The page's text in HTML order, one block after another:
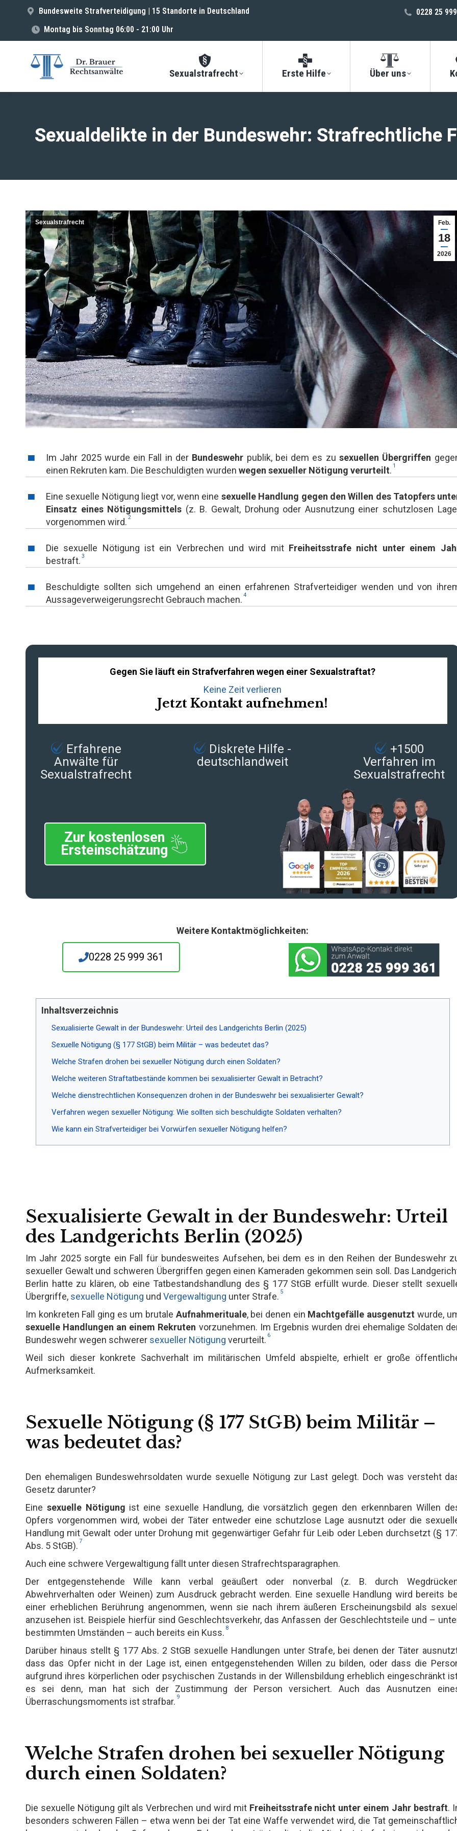
Bundesweite Strafverteidigung | 15 Standorte in Deutschland
Montag bis Sonntag 06:00 - 21:00 Uhr
0228 25
Sexualstrafrecht Erste Hilfe Über uns
Sexualdelikte in der Bundeswehr: Strafrechtliche
Feb.
18
2026
Sexualstrafrecht
Im Jahr 2025 wurde ein Fall in der Bundeswehr publik, bei dem es zu sexuellen Übergriffen
einen Rekruten kam. Die Beschuldigten wurden wegen sexueller Nötigung verurteilt. 1
Eine sexuelle Nötigung liegt vor, wenn eine sexuelle Handlung gegen den Willen des Tatopfers
Einsatz eines Nötigungsmittels (z. B. Gewalt, Drohung oder Ausnutzung einer schutzlosen
vorgenommen wird. 2
Die sexuelle Nötigung ist ein Verbrechen und wird mit Freiheitsstrafe nicht unter einem
bestraft. 3
Beschuldigte sollten sich umgehend an einen erfahrenen Strafverteidiger wenden und von
Aussageverweigerungsrecht Gebrauch machen. 4
Gegen Sie läuft ein Strafverfahren wegen einer Sexualstraftat?
Keine Zeit verlieren
Jetzt Kontakt aufnehmen!
Erfahrene
Anwälte für
Sexualstrafrecht
Diskrete Hilfe -
deutschlandweit
+1500
Verfahren im
Sexualstrafrecht
Zur kostenlosen
Ersteinschätzung
Weitere Kontaktmöglichkeiten:
0228 25 999 361
Inhaltsverzeichnis
Sexualisierte Gewalt in der Bundeswehr: Urteil des Landgerichts Berlin (2025)
Sexuelle Nötigung (§ 177 StGB) beim Militär – was bedeutet das?
Welche Strafen drohen bei sexueller Nötigung durch einen Soldaten?
Welche weiteren Straftatbestände kommen bei sexualisierter Gewalt in Betracht?
Welche dienstrechtlichen Konsequenzen drohen in der Bundeswehr bei sexualisierter Gewalt?
Verfahren wegen sexueller Nötigung: Wie sollten sich beschuldigte Soldaten verhalten?
Wie kann ein Strafverteidiger bei Vorwürfen sexueller Nötigung helfen?
Sexualisierte Gewalt in der Bundeswehr: Urteil
des Landgerichts Berlin (2025)
Im Jahr 2025 sorgte ein Fall für bundesweites Aufsehen, bei dem es in den Reihen der Bundeswehr
sexueller Gewalt und schweren Übergriffen gegen einen Kameraden gekommen sein soll. Das
Berlin hatte zu klären, ob eine Tatbestandshandlung des § 177 StGB erfüllt wurde. Dieser stellt
Übergriffe, sexuelle Nötigung und Vergewaltigung unter Strafe. 5
Im konkreten Fall ging es um brutale Aufnahmerituale, bei denen ein Machtgefälle ausgenutzt wurde,
sexuelle Handlungen an einem Rekruten vorzunehmen. Im Ergebnis wurden drei ehemalige Soldaten
Bundeswehr wegen schwerer sexueller Nötigung verurteilt. 6
Weil sich dieser konkrete Sachverhalt im militärischen Umfeld abspielte, erhielt er große
Aufmerksamkeit.
Sexuelle Nötigung (§ 177 StGB) beim Militär –
was bedeutet das?
Den ehemaligen Bundeswehrsoldaten wurde sexuelle Nötigung zur Last gelegt. Doch was versteht
Gesetz darunter?
Eine sexuelle Nötigung ist eine sexuelle Handlung, die vorsätzlich gegen den erkennbaren Willen
Opfers vorgenommen wird, wobei der Täter entweder eine schutzlose Lage ausnutzt oder die
Handlung mit Gewalt oder unter Drohung mit gegenwärtiger Gefahr für Leib oder Leben durchsetzt (§
Abs. 5 StGB). 7
Auch eine schwere Vergewaltigung fällt unter diesen Strafrechtsparagraphen.
Der entgegenstehende Wille kann verbal geäußert oder nonverbal (z. B. durch
Abwehrverhalten oder Weinen) zum Ausdruck gebracht werden. Eine sexuelle Handlung wird bereits
einer erheblichen Berührung angenommen, wenn sie nach ihrem äußeren Erscheinungsbild als sexuell
anzusehen ist. Beispiele hierfür sind Geschlechtsverkehr, das Anfassen der Geschlechtsteile und –
bestimmten Umständen – auch bereits ein Kuss. 8
Darüber hinaus stellt § 177 Abs. 2 StGB sexuelle Handlungen unter Strafe, bei denen der Täter
dass das Opfer nicht in der Lage ist, einen entgegenstehenden Willen zu bilden, oder dass die
aufgrund ihres körperlichen oder psychischen Zustands in der Willensbildung erheblich eingeschränkt
es sei denn, man hat sich der Zustimmung der Person versichert. Auch das Ausnutzen
Überraschungsmoments ist strafbar. 9
Welche Strafen drohen bei sexueller Nötigung
durch einen Soldaten?
Die sexuelle Nötigung gilt als Verbrechen und wird mit Freiheitsstrafe nicht unter einem Jahr bestraft.
besonders schweren Fällen – etwa wenn bei der Tat eine Waffe verwendet wird, die Tat